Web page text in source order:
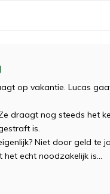
op vakantie. Lucas
draagt nog steeds het
is.
Niet door geld te
echt noodzakelijk is...